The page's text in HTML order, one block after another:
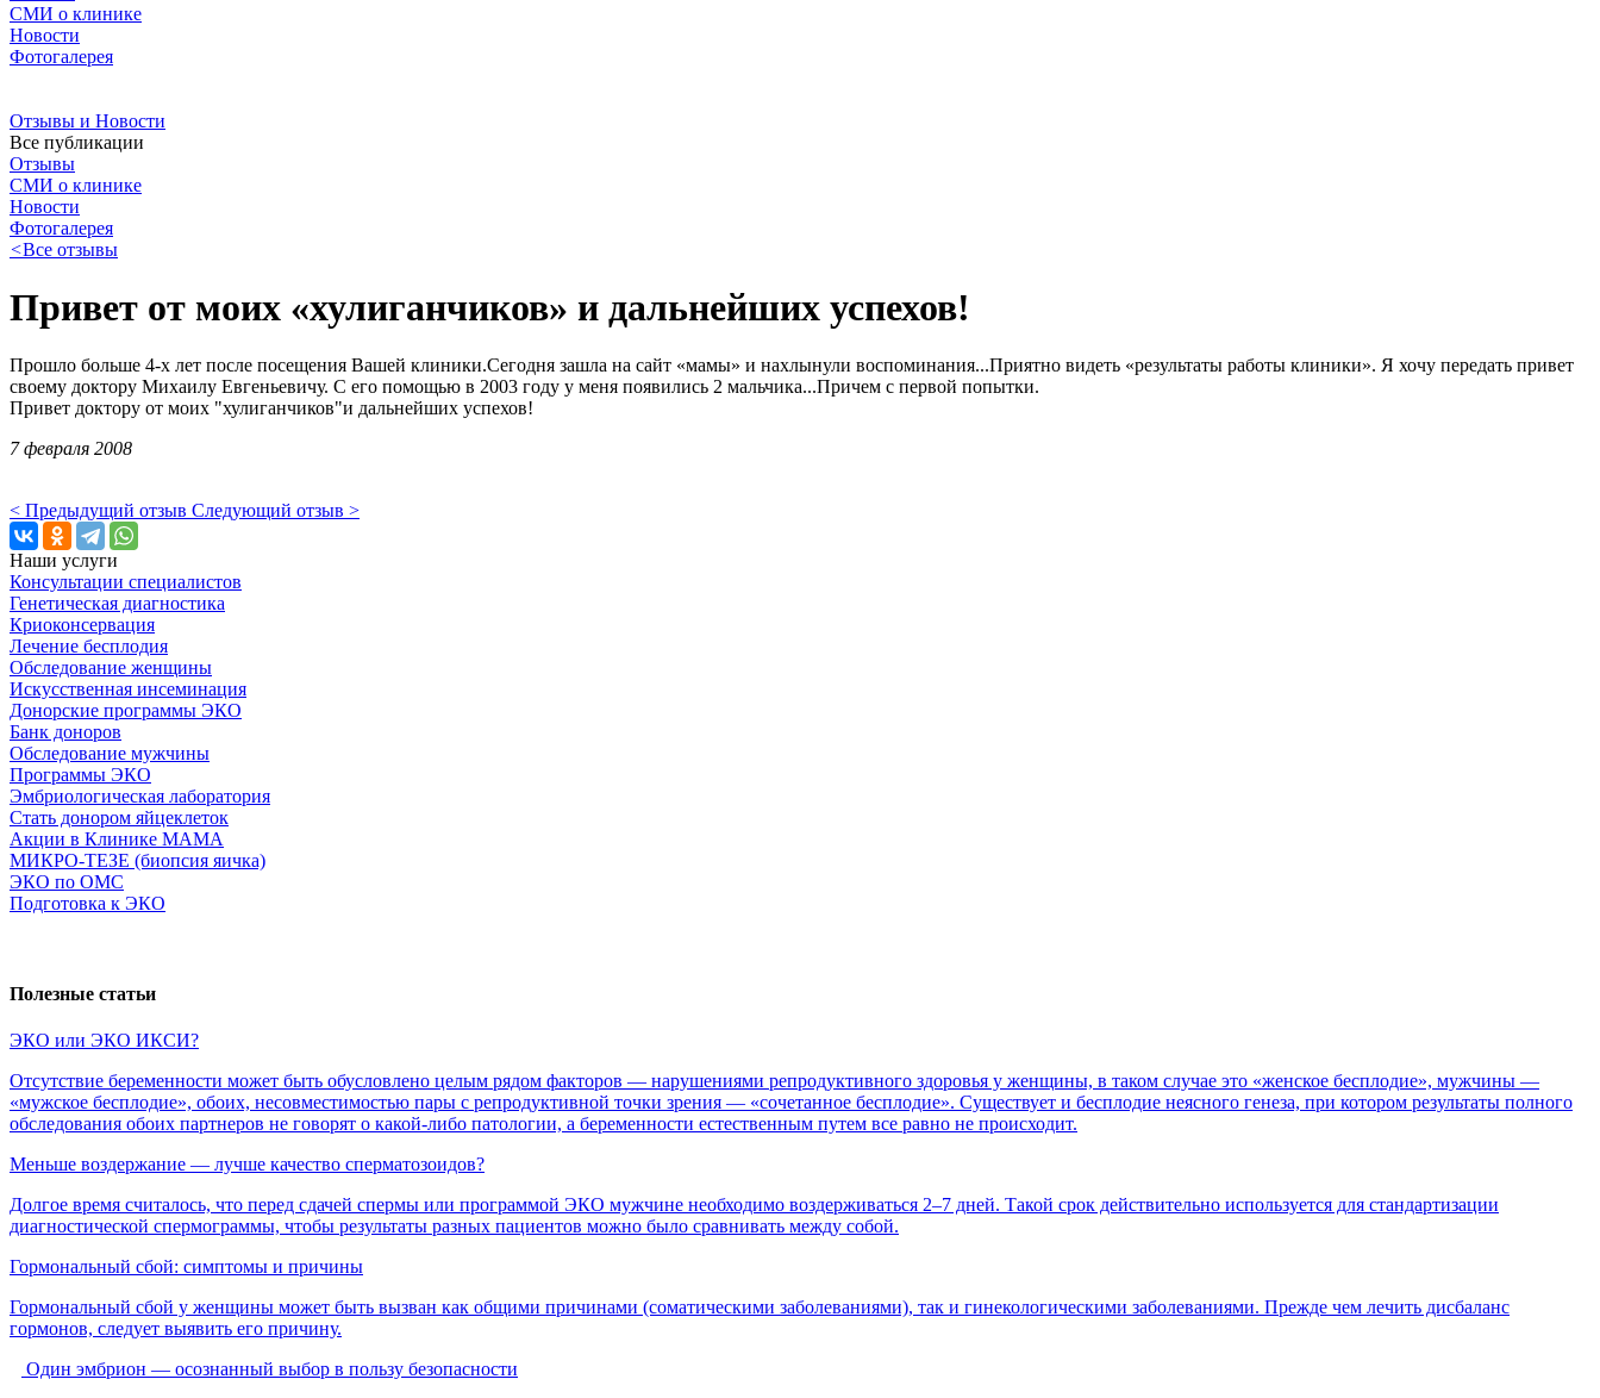
СМИ о клинике
Новости
Фотогалерея
Отзывы и Новости
Все публикации
Отзывы
СМИ о клинике
Новости
Фотогалерея
<Все отзывы
Привет от моих «хулиганчиков» и дальнейших успехов!
Прошло больше 4-х лет после посещения Вашей клиники.Сегодня зашла на сайт «мамы» и нахлынули воспоминания...Приятно видеть «результаты работы клиники». Я хочу передать привет
своему доктору Михаилу Евгеньевичу. С его помощью в 2003 году у меня появились 2 мальчика...Причем с первой попытки.
Привет доктору от моих "хулиганчиков"и дальнейших успехов!
7 февраля 2008
< Предыдущий отзыв Следующий отзыв >
Наши услуги
Консультации специалистов
Генетическая диагностика
Криоконсервация
Лечение бесплодия
Обследование женщины
Искусственная инсеминация
Донорские программы ЭКО
Банк доноров
Обследование мужчины
Программы ЭКО
Эмбриологическая лаборатория
Стать донором яйцеклеток
Акции в Клинике МАМА
МИКРО-ТЕЗЕ (биопсия яичка)
ЭКО по ОМС
Подготовка к ЭКО
Полезные статьи
ЭКО или ЭКО ИКСИ?
Отсутствие беременности может быть обусловлено целым рядом факторов — нарушениями репродуктивного здоровья у женщины, в таком случае это «женское бесплодие», мужчины —
«мужское бесплодие», обоих, несовместимостью пары с репродуктивной точки зрения — «сочетанное бесплодие». Существует и бесплодие неясного генеза, при котором результаты полного
обследования обоих партнеров не говорят о какой-либо патологии, а беременности естественным путем все равно не происходит.
Меньше воздержание — лучше качество сперматозоидов?
Долгое время считалось, что перед сдачей спермы или программой ЭКО мужчине необходимо воздерживаться 2–7 дней. Такой срок действительно используется для стандартизации
диагностической спермограммы, чтобы результаты разных пациентов можно было сравнивать между собой.
Гормональный сбой: симптомы и причины
Гормональный сбой у женщины может быть вызван как общими причинами (соматическими заболеваниями), так и гинекологическими заболеваниями. Прежде чем лечить дисбаланс
гормонов, следует выявить его причину.
Один эмбрион — осознанный выбор в пользу безопасности